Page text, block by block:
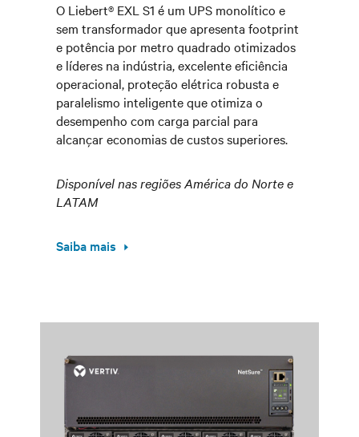
O Liebert® EXL S1 é um UPS monolítico e
sem transformador que apresenta footprint
e potência por metro quadrado otimizados
e líderes na indústria, excelente eficiência
operacional, proteção elétrica robusta e
paralelismo inteligente que otimiza o
desempenho com carga parcial para
alcançar economias de custos superiores.
Disponível nas regiões América do Norte e
LATAM
Saiba mais